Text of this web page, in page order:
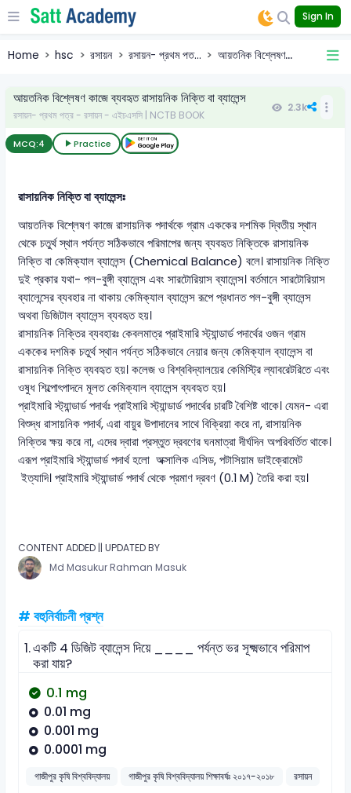
Sign In
Home hsc রসায়ন রসায়ন- প্রথম পত... আয়তনিক বিশ্লেষণ...
আয়তনিক বিশ্লেষণ কাজে ব্যবহৃত রাসায়নিক নিক্তি বা ব্যালেন্স
রসায়ন- প্রথম পত্র - রসায়ন - এইচএসসি | NCTB BOOK
2.3k
MCQ:4 Practice
রাসায়নিক নিক্তি বা ব্যালেন্সঃ
আয়তনিক বিশ্লেষণ কাজে রাসায়নিক পদার্থকে গ্রাম এককের দশমিক দ্বিতীয় স্থান
থেকে চতুর্থ স্থান পর্যন্ত সঠিকভাবে পরিমাপের জন্য ব্যবহৃত নিক্তিকে রাসায়নিক
নিক্তি বা কেমিক্যাল ব্যালেন্স (Chemical Balance) বলে। রাসায়নিক নিক্তি
দুই প্রকার যথা- পল-বুঙ্গী ব্যালেন্স এবং সারটোরিয়াস ব্যালেন্স। বর্তমানে সারটোরিয়াস
ব্যালেন্সের ব্যবহার না থাকায় কেমিক্যাল ব্যালেন্স রূপে প্রধানত পল-বুঙ্গী ব্যালেন্স
অথবা ডিজিটাল ব্যালেন্স ব্যবহৃত হয়।
রাসায়নিক নিক্তির ব্যবহারঃ কেবলমাত্র প্রাইমারি স্ট্যান্ডার্ড পদার্থের ওজন গ্রাম
এককের দশমিক চতুর্থ স্থান পর্যন্ত সঠিকভাবে নেয়ার জন্য কেমিক্যাল ব্যালেন্স বা
রাসায়নিক নিক্তি ব্যবহৃত হয়। কলেজ ও বিশ্ববিদ্যালয়ের কেমিস্ট্রি ল্যাবরেটরিতে এবং
ওষুধ শিল্পোৎপাদনে মূলত কেমিক্যাল ব্যালেন্স ব্যবহৃত হয়।
প্রাইমারি স্ট্যান্ডার্ড পদার্থঃ প্রাইমারি স্ট্যান্ডার্ড পদার্থের চারটি বৈশিষ্ট থাকে। যেমন- এরা
বিশুদ্ধ রাসায়নিক পদার্থ, এরা বায়ুর উপাদানের সাথে বিক্রিয়া করে না, রাসায়নিক
নিক্তির ক্ষয় করে না, এদের দ্বারা প্রস্তুত দ্রবণের ঘনমাত্রা দীর্ঘদিন অপরিবর্তিত থাকে।
এরূপ প্রাইমারি স্ট্যান্ডার্ড পদার্থ হলো অক্সালিক এসিড, পটাসিয়াম ডাইক্রোমেট
ইত্যাদি। প্রাইমারি স্ট্যান্ডার্ড পদার্থ থেকে প্রমাণ দ্রবণ (0.1 M) তৈরি করা হয়।
CONTENT ADDED || UPDATED BY
Md Masukur Rahman Masuk
# বহুনির্বাচনী প্রশ্ন
1.একটি 4 ডিজিট ব্যালেন্স দিয়ে ____ পর্যন্ত ভর সূক্ষ্মভাবে পরিমাপ
করা যায়?
0.1 mg
0.01 mg
0.001 mg
0.0001 mg
গাজীপুর কৃষি বিশ্ববিদ্যালয় গাজীপুর কৃষি বিশ্ববিদ্যালয় শিক্ষাবর্ষঃ ২০১৭-২০১৮
রসায়ন